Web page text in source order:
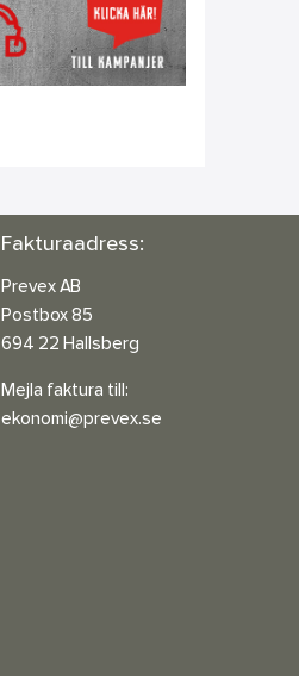
Fakturaadress:
Prevex AB
Postbox 85
694 22 Hallsberg
Mejla faktura till:
ekonomi@prevex.se